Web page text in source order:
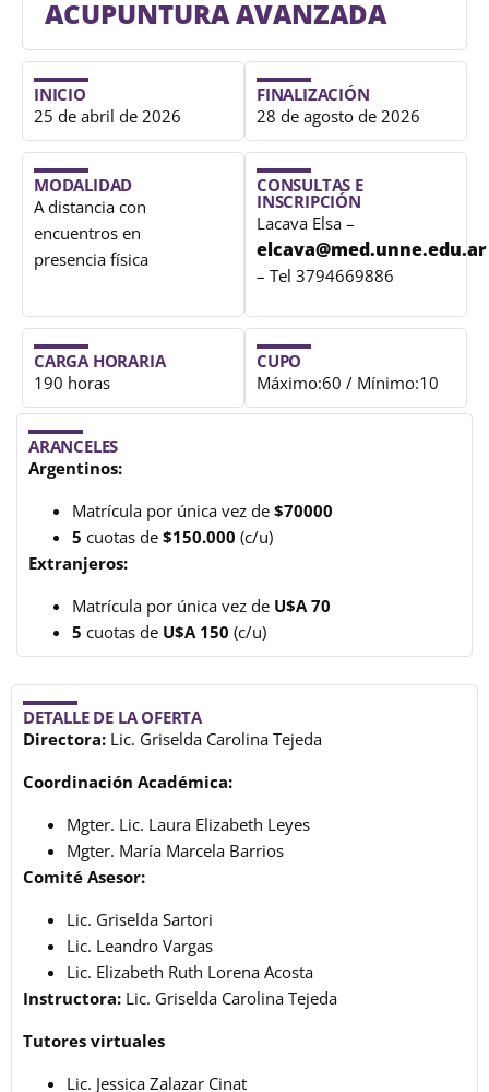
ACUPUNTURA AVANZADA
INICIO
25 de abril de 2026
FINALIZACIÓN
28 de agosto de 2026
MODALIDAD
A distancia con
encuentros en
presencia física
CONSULTAS E
INSCRIPCIÓN
Lacava Elsa –
elcava@med.unne.edu.ar
– Tel 3794669886
CARGA HORARIA
190 horas
CUPO
Máximo:60 / Mínimo:10
ARANCELES
Argentinos:
Matrícula por única vez de $70000
5 cuotas de $150.000 (c/u)
Extranjeros:
Matrícula por única vez de U$A 70
5 cuotas de U$A 150 (c/u)
DETALLE DE LA OFERTA
Directora: Lic. Griselda Carolina Tejeda
Coordinación Académica:
Mgter. Lic. Laura Elizabeth Leyes
Mgter. María Marcela Barrios
Comité Asesor:
Lic. Griselda Sartori
Lic. Leandro Vargas
Lic. Elizabeth Ruth Lorena Acosta
Instructora: Lic. Griselda Carolina Tejeda
Tutores virtuales
Lic. Jessica Zalazar Cinat